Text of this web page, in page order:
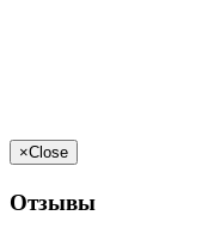
×Close
Отзывы